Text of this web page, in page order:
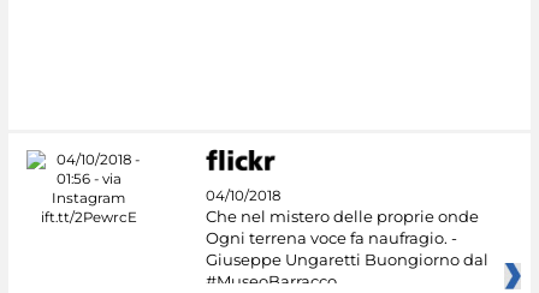
04/10/2018
Che nel mistero delle proprie onde
Ogni terrena voce fa naufragio. -
Giuseppe Ungaretti Buongiorno dal
#MuseoBarracco